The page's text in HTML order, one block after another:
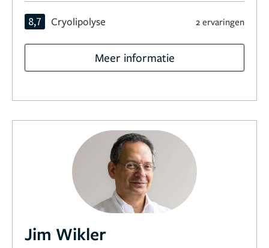
8,7 Cryolipolyse 2 ervaringen
Meer informatie
Jim Wikler